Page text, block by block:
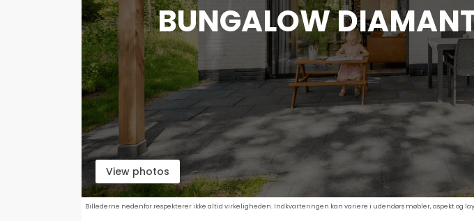
BUNGALOW
View photos
Billederne nedenfor respekterer ikke altid virkeligheden. Indkvarteringen kan variere i udendørs møbler, aspekt og